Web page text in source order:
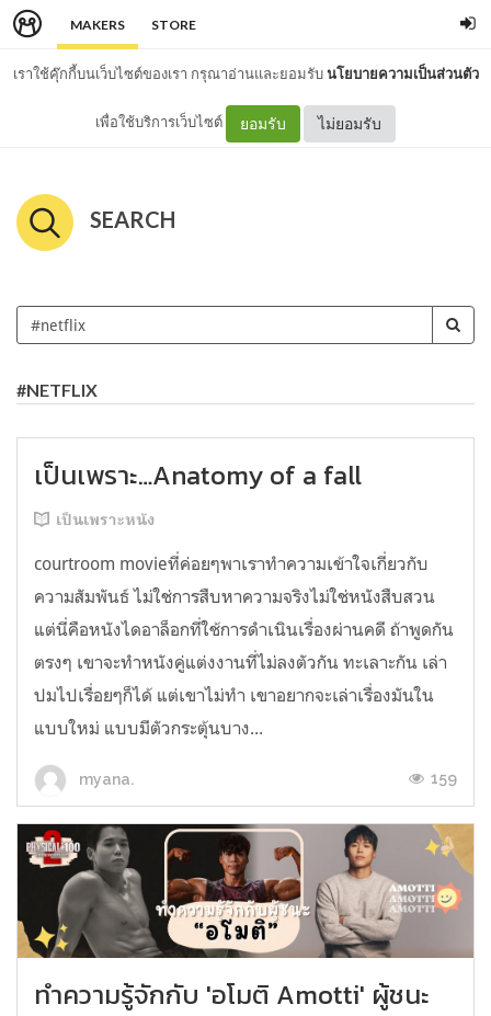
MAKERS STORE
เราใช้คุ๊กกี้บนเว็บไซต์ของเรา กรุณาอ่านและยอมรับนโยบายความเป็นส่วนตัว
เพื่อใช้บริการเว็บไซต์ ยอมรับ ไม่ยอมรับ
SEARCH
#NETFLIX
เป็นเพราะ…Anatomy of a fall
เป็นเพราะหนัง
courtroom movieที่ค่อยๆพาเราทำความเข้าใจเกี่ยวกับ
ความสัมพันธ์ ไม่ใช่การสืบหาความจริงไม่ใช่หนังสืบสวน
แต่นี่คือหนังไดอาล็อกที่ใช้การดำเนินเรื่องผ่านคดี ถ้าพูดกัน
ตรงๆ เขาจะทำหนังคู่แต่งงานที่ไม่ลงตัวกัน ทะเลาะกัน เล่า
ปมไปเรื่อยๆก็ได้ แต่เขาไม่ทำ เขาอยากจะเล่าเรื่องมันใน
แบบใหม่ แบบมีตัวกระตุ้นบาง...
myana. 159
ทำความรู้จักกับ 'อโมติ Amotti' ผู้ชนะ